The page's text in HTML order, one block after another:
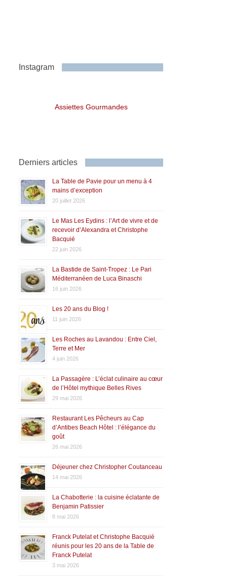
Instagram
Assiettes Gourmandes
Derniers articles
La Table de Pavie pour un menu à 4
mains d’exception
20 juillet 2026
Le Mas Les Eydins : l’Art de vivre et de
recevoir d’Alexandra et Christophe
Bacquié
22 juin 2026
La Bastide de Saint-Tropez : Le Pari
Méditerranéen de Luca Binaschi
16 juin 2026
Les 20 ans du Blog !
11 juin 2026
Les Roches au Lavandou : Entre Ciel,
Terre et Mer
4 juin 2026
La Passagère : L’éclat culinaire au cœur
de l’Hôtel mythique Belles Rives
29 mai 2026
Restaurant Les Pêcheurs au Cap
d’Antibes Beach Hôtel : l’élégance du
goût
26 mai 2026
Déjeuner chez Christopher Coutanceau
14 mai 2026
La Chabotterie : la cuisine éclatante de
Benjamin Patissier
8 mai 2026
Franck Putelat et Christophe Bacquié
réunis pour les 20 ans de la Table de
Franck Putelat
3 mai 2026